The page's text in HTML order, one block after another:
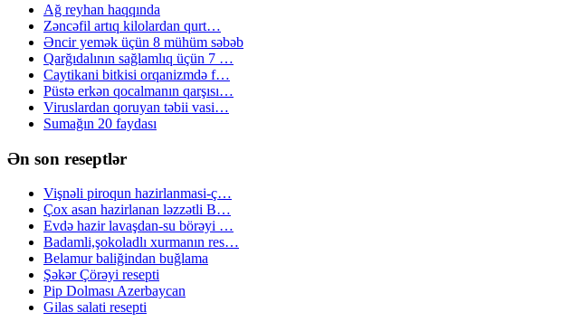
Ağ reyhan haqqında
Zəncəfil artıq kilolardan qurt…
Əncir yemək üçün 8 mühüm səbəb
Qarğıdalının sağlamlıq üçün 7 …
Caytikani bitkisi orqanizmdə f…
Püstə erkən qocalmanın qarşısı…
Viruslardan qoruyan təbii vasi…
Sumağın 20 faydası
Ən son reseptlər
Vişnəli piroqun hazirlanmasi-ç…
Çox asan hazirlanan ləzzətli B…
Evdə hazir lavaşdan-su börəyi …
Badamli,şokoladlı xurmanın res…
Belamur baliğindan buğlama
Şəkər Çörəyi resepti
Pip Dolması Azerbaycan
Gilas salati resepti